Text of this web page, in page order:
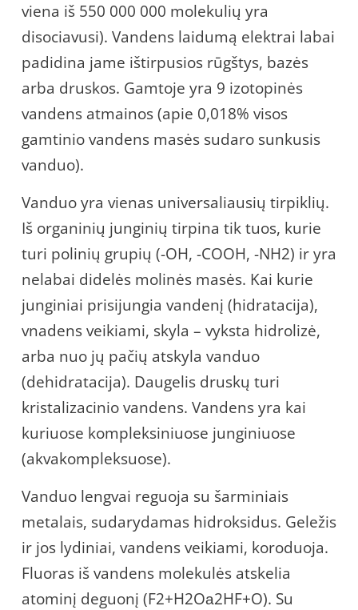
viena iš 550 000 000 molekulių yra
disociavusi). Vandens laidumą elektrai labai
padidina jame ištirpusios rūgštys, bazės
arba druskos. Gamtoje yra 9 izotopinės
vandens atmainos (apie 0,018% visos
gamtinio vandens masės sudaro sunkusis
vanduo).
Vanduo yra vienas universaliausių tirpiklių.
Iš organinių junginių tirpina tik tuos, kurie
turi polinių grupių (-OH, -COOH, -NH2) ir yra
nelabai didelės molinės masės. Kai kurie
junginiai prisijungia vandenį (hidratacija),
vnadens veikiami, skyla – vyksta hidrolizė,
arba nuo jų pačių atskyla vanduo
(dehidratacija). Daugelis druskų turi
kristalizacinio vandens. Vandens yra kai
kuriuose kompleksiniuose junginiuose
(akvakompleksuose).
Vanduo lengvai reguoja su šarminiais
metalais, sudarydamas hidroksidus. Geležis
ir jos lydiniai, vandens veikiami, koroduoja.
Fluoras iš vandens molekulės atskelia
atominį deguonį (F2+H2Oа2HF+O). Su